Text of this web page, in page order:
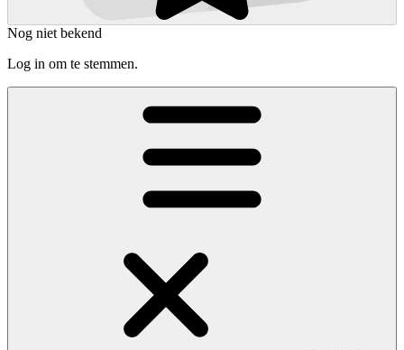
Nog niet bekend
Log in om te stemmen.